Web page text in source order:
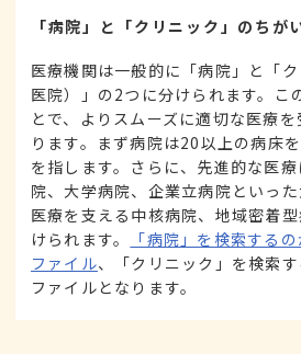
「病院」と「クリニック」のちが
医療機関は一般的に「病院」と「ク
医院）」の2つに分けられます。こ
とで、よりスムーズに適切な医療
ります。まず病院は20以上の病床
を指します。さらに、先進的な医
院、大学病院、企業立病院といっ
医療を支える中核病院、地域密着
けられます。
「病院」を検索する
ファイル、「クリニック」を検索
ファイルとなります。